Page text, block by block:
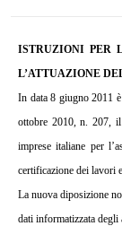
ISTRUZIONI PER
L’ATTUAZIONE
In data 8 giugno 2011
ottobre 2010, n. 207,
imprese italiane per
certificazione dei lavori
La nuova diposizione
dati informatizzata